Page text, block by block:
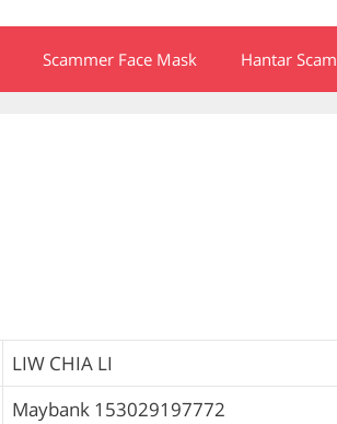
Scammer Face Mask Hantar Scam
LIW CHIA LI
Maybank 153029197772